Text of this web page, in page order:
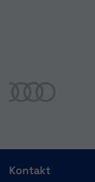
Kontakt